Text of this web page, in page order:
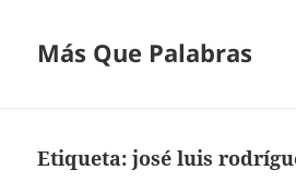
Más Que Palabras
Etiqueta:josé luis